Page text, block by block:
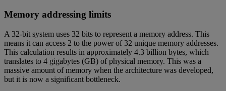
Memory addressing limits
A 32-bit system uses 32 bits to represent a memory address. This
means it can access 2 to the power of 32 unique memory addresses.
This calculation results in approximately 4.3 billion bytes, which
translates to 4 gigabytes (GB) of physical memory. This was a
massive amount of memory when the architecture was developed,
but it is now a significant bottleneck.